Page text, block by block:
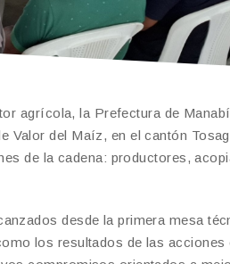
agrícola, la Prefectura de
Valor del Maíz, en el cantón
de la cadena: productores,
desde la primera mesa
los resultados de las acciones